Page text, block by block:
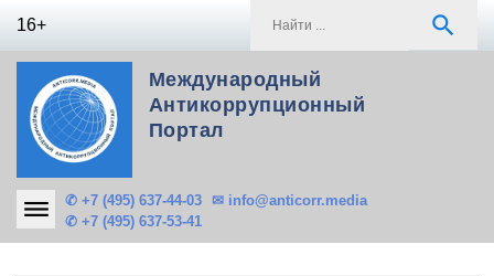
16+ search
Международный
Антикоррупционный
Портал
✆ +7 (495) 637-44-03
✆ +7 (495) 637-53-41
✉ info@anticorr.media